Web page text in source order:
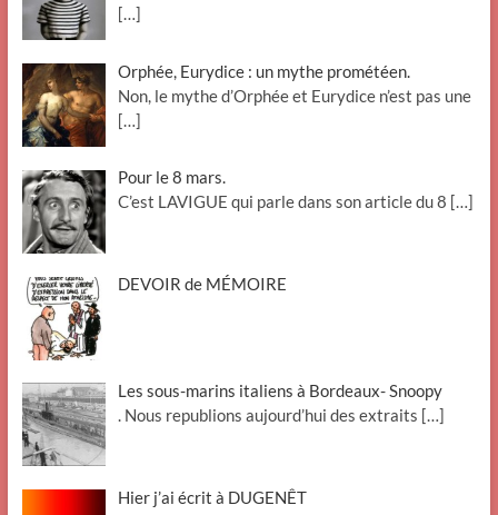
[…]
Orphée, Eurydice : un mythe prométéen.
Non, le mythe d’Orphée et Eurydice n’est pas une
[…]
Pour le 8 mars.
C’est LAVIGUE qui parle dans son article du 8 […]
DEVOIR de MÉMOIRE
Les sous-marins italiens à Bordeaux- Snoopy
. Nous republions aujourd’hui des extraits […]
Hier j’ai écrit à DUGENÊT